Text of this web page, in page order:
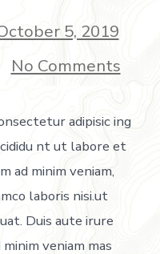
5, 2019
No Comments
adipisic ing
nt ut labore et
ad minim veniam,
laboris nisi.ut
Duis aute irure
veniam mas